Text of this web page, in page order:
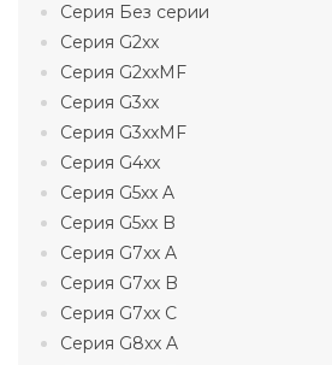
Серия Без серии
Серия G2xx
Серия G2xxMF
Серия G3xx
Серия G3xxMF
Серия G4xx
Серия G5xx A
Серия G5xx B
Серия G7xx A
Серия G7xx B
Серия G7xx C
Серия G8xx A